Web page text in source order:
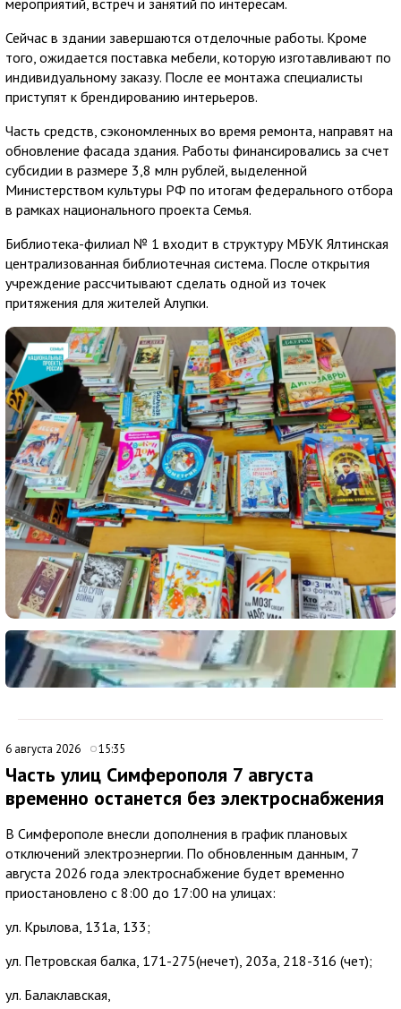
Сейчас в здании завершаются отделочные работы. Кроме
того, ожидается поставка мебели, которую изготавливают по
индивидуальному заказу. После ее монтажа специалисты
приступят к брендированию интерьеров.
Часть средств, сэкономленных во время ремонта, направят на
обновление фасада здания. Работы финансировались за счет
субсидии в размере 3,8 млн рублей, выделенной
Министерством культуры РФ по итогам федерального отбора
в рамках национального проекта Семья.
Библиотека-филиал № 1 входит в структуру МБУК Ялтинская
централизованная библиотечная система. После открытия
учреждение рассчитывают сделать одной из точек
притяжения для жителей Алупки.
6 августа 2026 15:35
Часть улиц Симферополя 7 августа
временно останется без электроснабжения
В Симферополе внесли дополнения в график плановых
отключений электроэнергии. По обновленным данным, 7
августа 2026 года электроснабжение будет временно
приостановлено с 8:00 до 17:00 на улицах:
ул. Крылова, 131а, 133;
ул. Петровская балка, 171-275(нечет), 203а, 218-316 (чет);
ул. Балаклавская,